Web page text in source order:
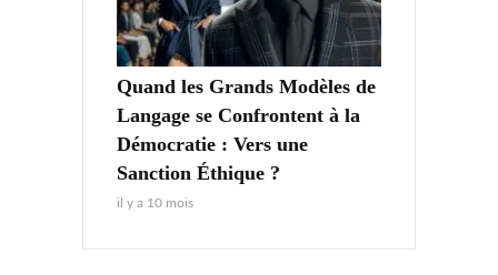
Quand les Grands Modèles de
Langage se Confrontent à la
Démocratie : Vers une
Sanction Éthique ?
il y a 10 mois